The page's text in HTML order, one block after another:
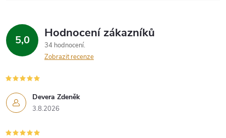
5,0 Hodnocení zákazníků
34 hodnocení
Zobrazit recenze
Devera Zdeněk
3.8.2026